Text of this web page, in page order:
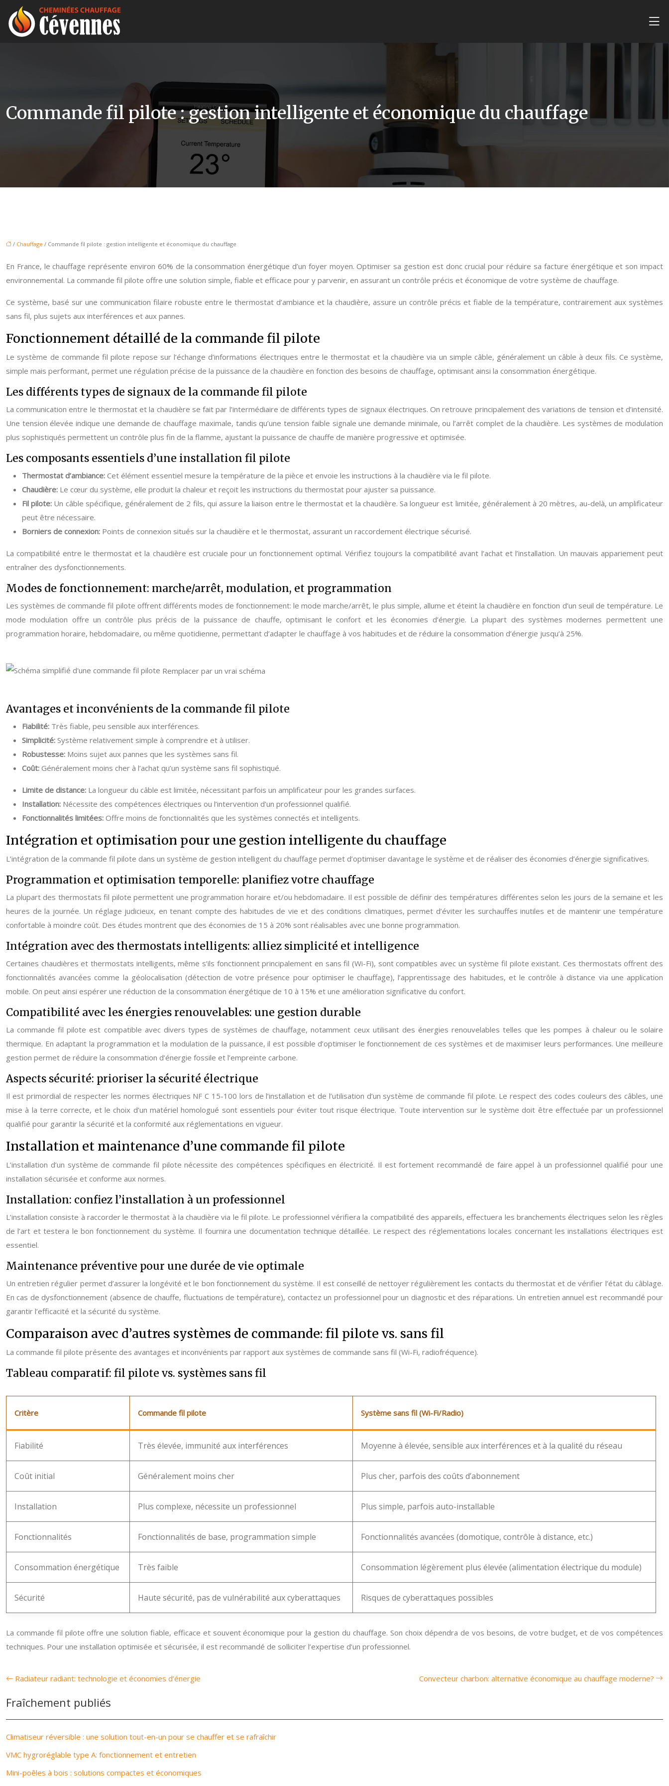
Commande fil pilote : gestion intelligente et économique du chauffage
/ Chauffage / Commande fil pilote : gestion intelligente et économique du chauffage
En France, le chauffage représente environ 60% de la consommation énergétique d’un foyer moyen. Optimiser sa gestion est donc crucial pour réduire sa facture énergétique et son impact
environnemental. La commande fil pilote offre une solution simple, fiable et efficace pour y parvenir, en assurant un contrôle précis et économique de votre système de chauffage.
Ce système, basé sur une communication filaire robuste entre le thermostat d’ambiance et la chaudière, assure un contrôle précis et fiable de la température, contrairement aux systèmes
sans fil, plus sujets aux interférences et aux pannes.
Fonctionnement détaillé de la commande fil pilote
Le système de commande fil pilote repose sur l’échange d’informations électriques entre le thermostat et la chaudière via un simple câble, généralement un câble à deux fils. Ce système,
simple mais performant, permet une régulation précise de la puissance de la chaudière en fonction des besoins de chauffage, optimisant ainsi la consommation énergétique.
Les différents types de signaux de la commande fil pilote
La communication entre le thermostat et la chaudière se fait par l’intermédiaire de différents types de signaux électriques. On retrouve principalement des variations de tension et d’intensité.
Une tension élevée indique une demande de chauffage maximale, tandis qu’une tension faible signale une demande minimale, ou l’arrêt complet de la chaudière. Les systèmes de modulation
plus sophistiqués permettent un contrôle plus fin de la flamme, ajustant la puissance de chauffe de manière progressive et optimisée.
Les composants essentiels d’une installation fil pilote
Thermostat d’ambiance: Cet élément essentiel mesure la température de la pièce et envoie les instructions à la chaudière via le fil pilote.
Chaudière: Le cœur du système, elle produit la chaleur et reçoit les instructions du thermostat pour ajuster sa puissance.
Fil pilote: Un câble spécifique, généralement de 2 fils, qui assure la liaison entre le thermostat et la chaudière. Sa longueur est limitée, généralement à 20 mètres, au-delà, un amplificateur
peut être nécessaire.
Borniers de connexion: Points de connexion situés sur la chaudière et le thermostat, assurant un raccordement électrique sécurisé.
La compatibilité entre le thermostat et la chaudière est cruciale pour un fonctionnement optimal. Vérifiez toujours la compatibilité avant l’achat et l’installation. Un mauvais appariement peut
entraîner des dysfonctionnements.
Modes de fonctionnement: marche/arrêt, modulation, et programmation
Les systèmes de commande fil pilote offrent différents modes de fonctionnement: le mode marche/arrêt, le plus simple, allume et éteint la chaudière en fonction d’un seuil de température. Le
mode modulation offre un contrôle plus précis de la puissance de chauffe, optimisant le confort et les économies d’énergie. La plupart des systèmes modernes permettent une
programmation horaire, hebdomadaire, ou même quotidienne, permettant d’adapter le chauffage à vos habitudes et de réduire la consommation d’énergie jusqu’à 25%.
Remplacer par un vrai schéma
Avantages et inconvénients de la commande fil pilote
Fiabilité: Très fiable, peu sensible aux interférences.
Simplicité: Système relativement simple à comprendre et à utiliser.
Robustesse: Moins sujet aux pannes que les systèmes sans fil.
Coût: Généralement moins cher à l’achat qu’un système sans fil sophistiqué.
Limite de distance: La longueur du câble est limitée, nécessitant parfois un amplificateur pour les grandes surfaces.
Installation: Nécessite des compétences électriques ou l’intervention d’un professionnel qualifié.
Fonctionnalités limitées: Offre moins de fonctionnalités que les systèmes connectés et intelligents.
Intégration et optimisation pour une gestion intelligente du chauffage
L’intégration de la commande fil pilote dans un système de gestion intelligent du chauffage permet d’optimiser davantage le système et de réaliser des économies d’énergie significatives.
Programmation et optimisation temporelle: planifiez votre chauffage
La plupart des thermostats fil pilote permettent une programmation horaire et/ou hebdomadaire. Il est possible de définir des températures différentes selon les jours de la semaine et les
heures de la journée. Un réglage judicieux, en tenant compte des habitudes de vie et des conditions climatiques, permet d’éviter les surchauffes inutiles et de maintenir une température
confortable à moindre coût. Des études montrent que des économies de 15 à 20% sont réalisables avec une bonne programmation.
Intégration avec des thermostats intelligents: alliez simplicité et intelligence
Certaines chaudières et thermostats intelligents, même s’ils fonctionnent principalement en sans fil (Wi-Fi), sont compatibles avec un système fil pilote existant. Ces thermostats offrent des
fonctionnalités avancées comme la géolocalisation (détection de votre présence pour optimiser le chauffage), l’apprentissage des habitudes, et le contrôle à distance via une application
mobile. On peut ainsi espérer une réduction de la consommation énergétique de 10 à 15% et une amélioration significative du confort.
Compatibilité avec les énergies renouvelables: une gestion durable
La commande fil pilote est compatible avec divers types de systèmes de chauffage, notamment ceux utilisant des énergies renouvelables telles que les pompes à chaleur ou le solaire
thermique. En adaptant la programmation et la modulation de la puissance, il est possible d’optimiser le fonctionnement de ces systèmes et de maximiser leurs performances. Une meilleure
gestion permet de réduire la consommation d’énergie fossile et l’empreinte carbone.
Aspects sécurité: prioriser la sécurité électrique
Il est primordial de respecter les normes électriques NF C 15-100 lors de l’installation et de l’utilisation d’un système de commande fil pilote. Le respect des codes couleurs des câbles, une
mise à la terre correcte, et le choix d’un matériel homologué sont essentiels pour éviter tout risque électrique. Toute intervention sur le système doit être effectuée par un professionnel
qualifié pour garantir la sécurité et la conformité aux réglementations en vigueur.
Installation et maintenance d’une commande fil pilote
L’installation d’un système de commande fil pilote nécessite des compétences spécifiques en électricité. Il est fortement recommandé de faire appel à un professionnel qualifié pour une
installation sécurisée et conforme aux normes.
Installation: confiez l’installation à un professionnel
L’installation consiste à raccorder le thermostat à la chaudière via le fil pilote. Le professionnel vérifiera la compatibilité des appareils, effectuera les branchements électriques selon les règles
de l’art et testera le bon fonctionnement du système. Il fournira une documentation technique détaillée. Le respect des réglementations locales concernant les installations électriques est
essentiel.
Maintenance préventive pour une durée de vie optimale
Un entretien régulier permet d’assurer la longévité et le bon fonctionnement du système. Il est conseillé de nettoyer régulièrement les contacts du thermostat et de vérifier l’état du câblage.
En cas de dysfonctionnement (absence de chauffe, fluctuations de température), contactez un professionnel pour un diagnostic et des réparations. Un entretien annuel est recommandé pour
garantir l’efficacité et la sécurité du système.
Comparaison avec d’autres systèmes de commande: fil pilote vs. sans fil
La commande fil pilote présente des avantages et inconvénients par rapport aux systèmes de commande sans fil (Wi-Fi, radiofréquence).
Tableau comparatif: fil pilote vs. systèmes sans fil
Critère Commande fil pilote Système sans fil (Wi-Fi/Radio)
Fiabilité Très élevée, immunité aux interférences Moyenne à élevée, sensible aux interférences et à la qualité du réseau
Coût initial Généralement moins cher Plus cher, parfois des coûts d’abonnement
Installation Plus complexe, nécessite un professionnel Plus simple, parfois auto-installable
Fonctionnalités Fonctionnalités de base, programmation simple Fonctionnalités avancées (domotique, contrôle à distance, etc.)
Consommation énergétique Très faible Consommation légèrement plus élevée (alimentation électrique du module)
Sécurité Haute sécurité, pas de vulnérabilité aux cyberattaques Risques de cyberattaques possibles
La commande fil pilote offre une solution fiable, efficace et souvent économique pour la gestion du chauffage. Son choix dépendra de vos besoins, de votre budget, et de vos compétences
techniques. Pour une installation optimisée et sécurisée, il est recommandé de solliciter l’expertise d’un professionnel.
Radiateur radiant: technologie et économies d’énergie Convecteur charbon: alternative économique au chauffage moderne?
Fraîchement publiés
Climatiseur réversible : une solution tout-en-un pour se chauffer et se rafraîchir
VMC hygroréglable type A: fonctionnement et entretien
Mini-poêles à bois : solutions compactes et économiques